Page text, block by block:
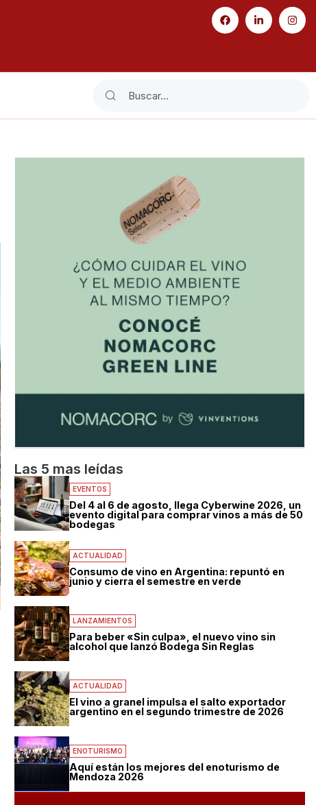
Las 5 mas leídas
EVENTOS
Del 4 al 6 de agosto, llega Cyberwine 2026, un
evento digital para comprar vinos a más de 50
bodegas
ACTUALIDAD
Consumo de vino en Argentina: repuntó en
junio y cierra el semestre en verde
LANZAMIENTOS
Para beber «Sin culpa», el nuevo vino sin
alcohol que lanzó Bodega Sin Reglas
ACTUALIDAD
El vino a granel impulsa el salto exportador
argentino en el segundo trimestre de 2026
ENOTURISMO
Aquí están los mejores del enoturismo de
Mendoza 2026